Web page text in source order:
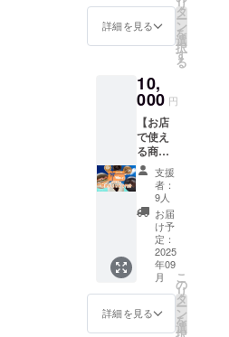
オリジ
ナル
ファン
オリジ
ナルス
テッ
カー ・
店頭で
使える
カフェ
ラテ
券 有
効期
間：
2025年
9月1
日〜
2026年
9月1日
までの1
のメッ
セージ
を送ら
せてい
ます。
可能な
方は備
考欄に
てお名
前を教
えてい
ただけ
れば幸
いで
す。 こ
のリ
ターン
は3000
円・と
にかく
応援
詳細を見る
リ
タ
ー
ン
を
選
択
す
る
10,
000 円
【お店
で使え
る商品
券2000
円分】
・リト
ルベイ
名瀬
店、瀬
戸内店
の両方
で使え
る商品
券 有
効期限
支援
者：
9人
お届
け予
定：
2025
年09
月
詳細を見る
こ
の
リ
タ
ー
ン
を
選